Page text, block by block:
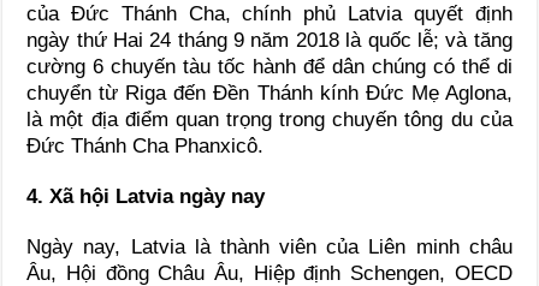
của Đức Thánh Cha, chính phủ Latvia quyết định
ngày thứ Hai 24 tháng 9 năm 2018 là quốc lễ; và tăng
cường 6 chuyến tàu tốc hành để dân chúng có thể di
chuyển từ Riga đến Đền Thánh kính Đức Mẹ Aglona,
là một địa điểm quan trọng trong chuyến tông du của
Đức Thánh Cha Phanxicô.
4. Xã hội Latvia ngày nay
Ngày nay, Latvia là thành viên của Liên minh châu
Âu, Hội đồng Châu Âu, Hiệp định Schengen, OECD